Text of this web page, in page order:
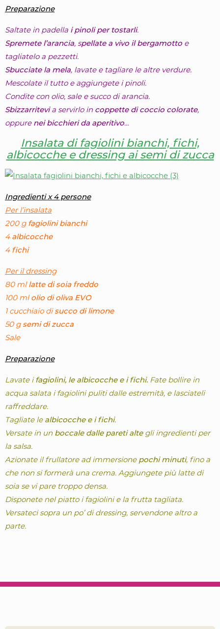
Preparazione
Saltate in padella i pinoli per tostarli.
Spremete l’arancia, spellate a vivo il bergamotto e
tagliatelo a pezzetti.
Sbucciate la mela, lavate e tagliare le altre verdure.
Mescolate il tutto e aggiungete i pinoli.
Condite con olio, sale e succo di arancia.
Sbizzarritevia servirlo in coppette di coccio colorate,
oppure nei bicchieri da aperitivo…
Insalata di fagiolini bianchi, fichi,
albicocche e dressing ai semi di zucca
Ingredienti x 4 persone
Per l’insalata
200 g fagiolini bianchi
4 albicocche
4fichi
Per il dressing
80 mllatte di soia freddo
100 mlolio di oliva EVO
1 cucchiaio disucco di limone
50 g semi di zucca
Sale
Preparazione
Lavate ifagiolini, le albicocche e i fichi. Fate bollire in
acqua salata i fagiolini puliti dalle estremità, e lasciateli
raffreddare.
Tagliate le albicocche e i fichi.
Versate in un boccale dalle pareti altegli ingredienti per
la salsa.
Azionate il frullatore ad immersione pochi minuti, fino a
che non si formerà una crema. Aggiungete più latte di
soia se vi pare troppo densa.
Disponete nel piatto i fagiolini e la frutta tagliata.
Versateci sopra un po’ di dressing, servendone altro a
parte.